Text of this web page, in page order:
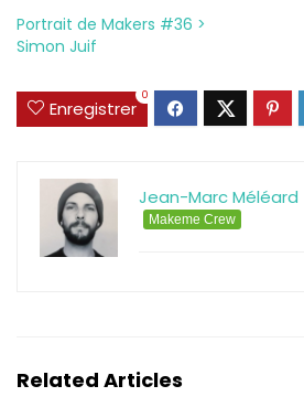
Portrait de Makers #36 >
Simon Juif
Enregistrer
0
Jean-Marc Méléard
Makeme Crew
Related Articles